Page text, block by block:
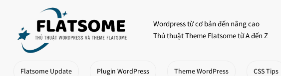
content
Wordpress từ cơ bản đến nâng cao
Thủ thuật Theme Flatsome từ A đến Z
Flatsome Update Plugin WordPress Theme WordPress CSS Tips